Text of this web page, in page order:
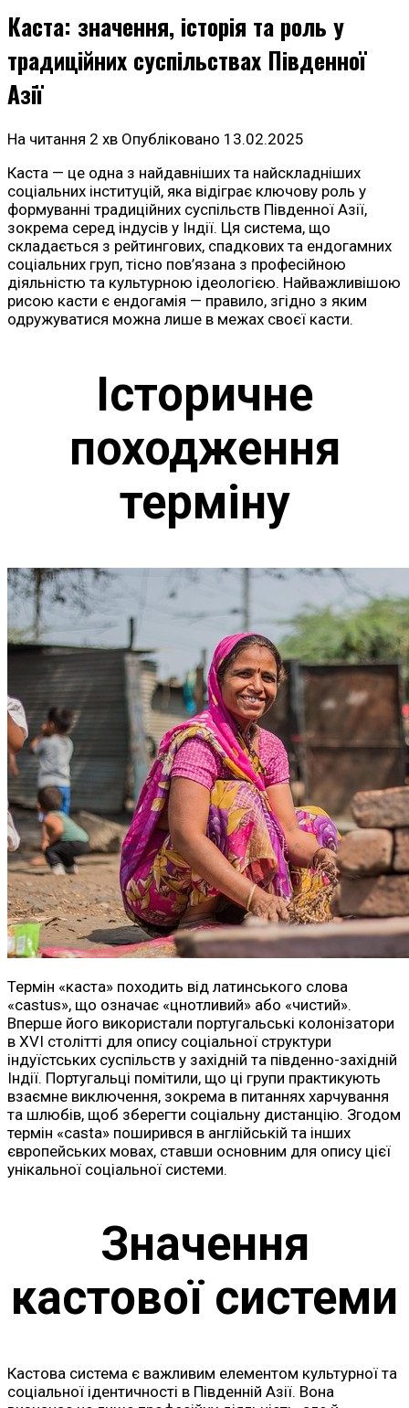
Каста: значення, історія та роль у
традиційних суспільствах Південної
Азії
На читання 2 хв Опубліковано 13.02.2025
Каста — це одна з найдавніших та найскладніших
соціальних інституцій, яка відіграє ключову роль у
формуванні традиційних суспільств Південної Азії,
зокрема серед індусів у Індії. Ця система, що
складається з рейтингових, спадкових та ендогамних
соціальних груп, тісно пов’язана з професійною
діяльністю та культурною ідеологією. Найважливішою
рисою касти є ендогамія — правило, згідно з яким
одружуватися можна лише в межах своєї касти.
Історичне
походження
терміну
Термін «каста» походить від латинського слова
«castus», що означає «цнотливий» або «чистий».
Вперше його використали португальські колонізатори
в XVI столітті для опису соціальної структури
індуїстських суспільств у західній та південно-західній
Індії. Португальці помітили, що ці групи практикують
взаємне виключення, зокрема в питаннях харчування
та шлюбів, щоб зберегти соціальну дистанцію. Згодом
термін «casta» поширився в англійській та інших
європейських мовах, ставши основним для опису цієї
унікальної соціальної системи.
Значення
кастової системи
Кастова система є важливим елементом культурної та
соціальної ідентичності в Південній Азії. Вона